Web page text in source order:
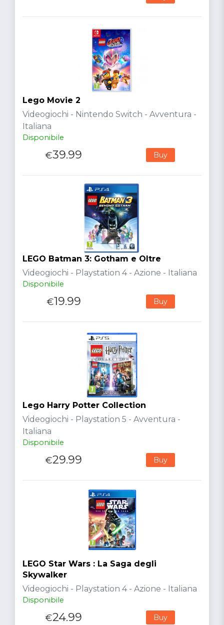
Lego Movie 2
Videogiochi - Nintendo Switch - Avventura -
Italiana
Disponibile
€39.99 Buy
LEGO Batman 3: Gotham e Oltre
Videogiochi - Playstation 4 - Azione - Italiana
Disponibile
€19.99 Buy
Lego Harry Potter Collection
Videogiochi - Playstation 5 - Avventura -
Italiana
Disponibile
€29.99 Buy
LEGO Star Wars : La Saga degli
Skywalker
Videogiochi - Playstation 4 - Azione - Italiana
Disponibile
€24.99 Buy